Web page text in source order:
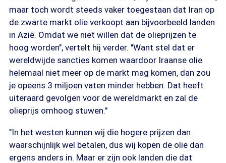
maar toch wordt steeds vaker toegestaan dat Iran op
de zwarte markt olie verkoopt aan bijvoorbeeld landen
in Azië. Omdat we niet willen dat de olieprijzen te
hoog worden", vertelt hij verder. "Want stel dat er
wereldwijde sancties komen waardoor Iraanse olie
helemaal niet meer op de markt mag komen, dan zou
je opeens 3 miljoen vaten minder hebben. Dat heeft
uiteraard gevolgen voor de wereldmarkt en zal de
olieprijs omhoog stuwen."
"In het westen kunnen wij die hogere prijzen dan
waarschijnlijk wel betalen, dus wij kopen de olie dan
ergens anders in. Maar er zijn ook landen die dat